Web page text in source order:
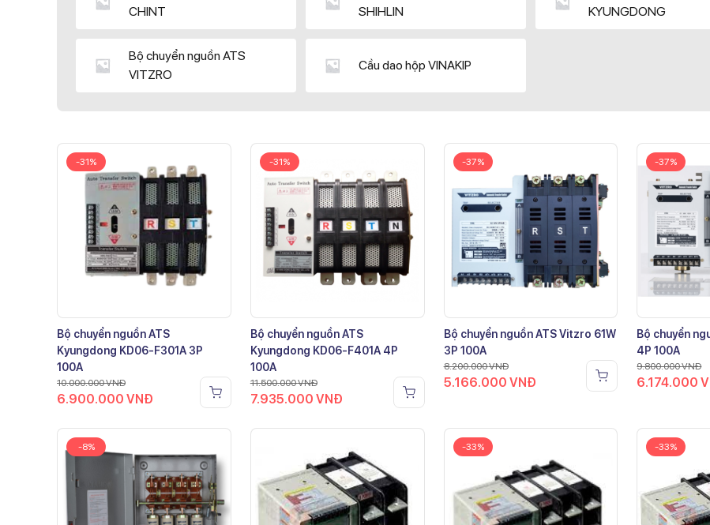
CHINT
SHIHLIN
KYUNGDONG
Bộ chuyển nguồn ATS
VITZRO
Cầu dao hộp VINAKIP
-31%
Bộ chuyển nguồn ATS
Kyungdong KD06-F301A 3P
100A
10.000.000VNĐ
6.900.000 VNĐ
-31%
Bộ chuyển nguồn ATS
Kyungdong KD06-F401A 4P
100A
11.500.000VNĐ
7.935.000 VNĐ
-37%
Bộ chuyển nguồn ATS Vitzro 61W
3P 100A
8.200.000VNĐ
5.166.000 VNĐ
-37%
Bộ chuyển
4P 100A
9.800.000VNĐ
6.174.000
-8% -33% -33%